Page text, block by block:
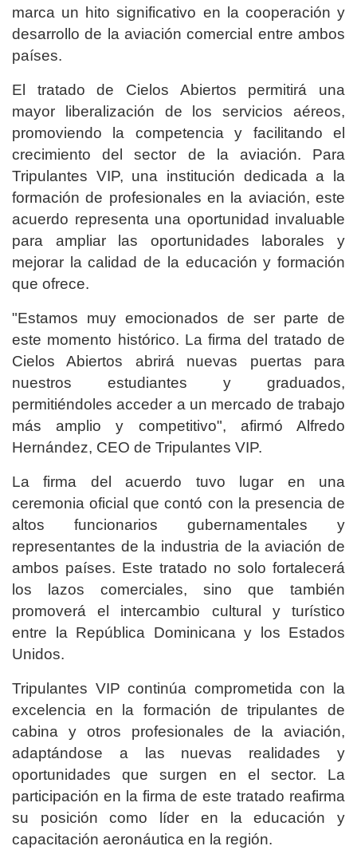
marca un hito significativo en la cooperación y
desarrollo de la aviación comercial entre ambos
países.
El tratado de Cielos Abiertos permitirá una
mayor liberalización de los servicios aéreos,
promoviendo la competencia y facilitando el
crecimiento del sector de la aviación. Para
Tripulantes VIP, una institución dedicada a la
formación de profesionales en la aviación, este
acuerdo representa una oportunidad invaluable
para ampliar las oportunidades laborales y
mejorar la calidad de la educación y formación
que ofrece.
"Estamos muy emocionados de ser parte de
este momento histórico. La firma del tratado de
Cielos Abiertos abrirá nuevas puertas para
nuestros estudiantes y graduados,
permitiéndoles acceder a un mercado de trabajo
más amplio y competitivo", afirmó Alfredo
Hernández, CEO de Tripulantes VIP.
La firma del acuerdo tuvo lugar en una
ceremonia oficial que contó con la presencia de
altos funcionarios gubernamentales y
representantes de la industria de la aviación de
ambos países. Este tratado no solo fortalecerá
los lazos comerciales, sino que también
promoverá el intercambio cultural y turístico
entre la República Dominicana y los Estados
Unidos.
Tripulantes VIP continúa comprometida con la
excelencia en la formación de tripulantes de
cabina y otros profesionales de la aviación,
adaptándose a las nuevas realidades y
oportunidades que surgen en el sector. La
participación en la firma de este tratado reafirma
su posición como líder en la educación y
capacitación aeronáutica en la región.